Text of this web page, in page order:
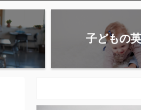
子どもの